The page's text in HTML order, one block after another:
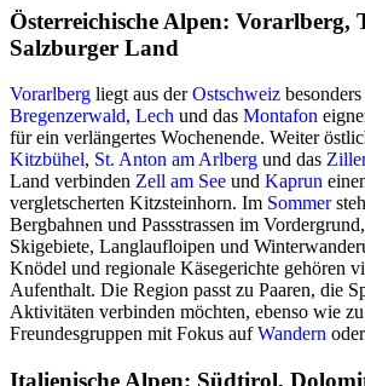
Österreichische Alpen: Vorarlberg,
Salzburger Land
Vorarlberg liegt aus derOstschweiz
Bregenzerwald, Lech und das Montafon
für ein verlängertes Wochenende. Weiter
Kitzbühel, St. Anton am Arlberg und das
Land verbinden Zell am See und Kaprun
vergletscherten Kitzsteinhorn. Im Sommer
Bergbahnen und Passstrassen im
Skigebiete, Langlaufloipen und
Knödel und regionale Käsegerichte gehören
Aufenthalt. Die Region passt zu Paaren, die
Aktivitäten verbinden möchten, ebenso wie
Freundesgruppen mit Fokus aufWandern
Italienische Alpen: Südtirol,